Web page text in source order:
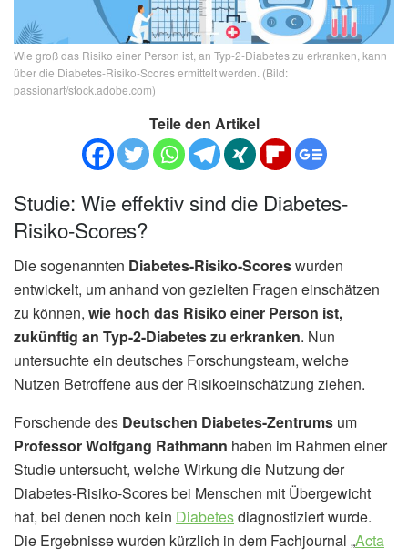
Wie groß das Risiko einer Person ist, an Typ-2-Diabetes zu erkranken, kann
über die Diabetes-Risiko-Scores ermittelt werden. (Bild:
passionart/stock.adobe.com)
Teile den Artikel
Studie: Wie effektiv sind die Diabetes-
Risiko-Scores?
Die sogenannten Diabetes-Risiko-Scoreswurden
entwickelt, um anhand von gezielten Fragen einschätzen
zu können, wie hoch das Risiko einer Person ist,
zukünftig an Typ-2-Diabetes zu erkranken. Nun
untersuchte ein deutsches Forschungsteam, welche
Nutzen Betroffene aus der Risikoeinschätzung ziehen.
Forschende des Deutschen Diabetes-Zentrums um
Professor Wolfgang Rathmann haben im Rahmen einer
Studie untersucht, welche Wirkung die Nutzung der
Diabetes-Risiko-Scores bei Menschen mit Übergewicht
hat, bei denen noch kein Diabetesdiagnostiziert wurde.
Die Ergebnisse wurden kürzlich in dem Fachjournal „Acta